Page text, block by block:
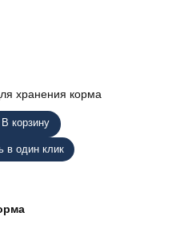
В корзину
в один клик